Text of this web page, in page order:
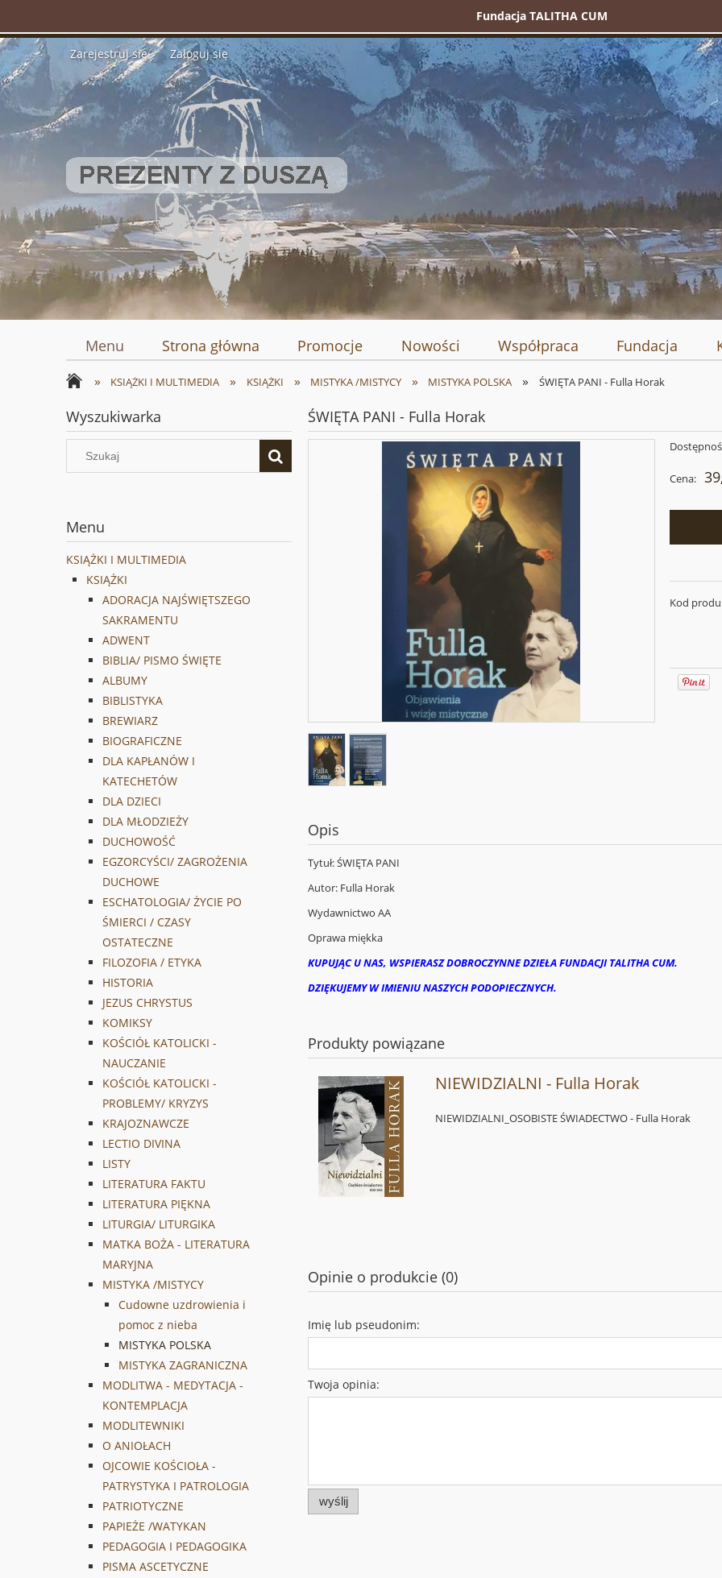
Fundacja TALITHA CUM
Zarejestruj się Zaloguj się
Menu Strona główna Promocje Nowości Współpraca Fundacja
» KSIĄŻKI I MULTIMEDIA » KSIĄŻKI » MISTYKA /MISTYCY » MISTYKA POLSKA » ŚWIĘTA PANI - Fulla Horak
Wyszukiwarka
Menu
KSIĄŻKI I MULTIMEDIA
KSIĄŻKI
ADORACJA NAJŚWIĘTSZEGO
SAKRAMENTU
ADWENT
BIBLIA/ PISMO ŚWIĘTE
ALBUMY
BIBLISTYKA
BREWIARZ
BIOGRAFICZNE
DLA KAPŁANÓW I
KATECHETÓW
DLA DZIECI
DLA MŁODZIEŻY
DUCHOWOŚĆ
EGZORCYŚCI/ ZAGROŻENIA
DUCHOWE
ESCHATOLOGIA/ ŻYCIE PO
ŚMIERCI / CZASY
OSTATECZNE
FILOZOFIA / ETYKA
HISTORIA
JEZUS CHRYSTUS
KOMIKSY
KOŚCIÓŁ KATOLICKI -
NAUCZANIE
KOŚCIÓŁ KATOLICKI -
PROBLEMY/ KRYZYS
KRAJOZNAWCZE
LECTIO DIVINA
LISTY
LITERATURA FAKTU
LITERATURA PIĘKNA
LITURGIA/ LITURGIKA
MATKA BOŻA - LITERATURA
MARYJNA
MISTYKA /MISTYCY
Cudowne uzdrowienia i
pomoc z nieba
MISTYKA POLSKA
MISTYKA ZAGRANICZNA
MODLITWA - MEDYTACJA -
KONTEMPLACJA
MODLITEWNIKI
O ANIOŁACH
OJCOWIE KOŚCIOŁA -
PATRYSTYKA I PATROLOGIA
PATRIOTYCZNE
PAPIEŻE /WATYKAN
PEDAGOGIA I PEDAGOGIKA
PISMA ASCETYCZNE
ŚWIĘTA PANI - Fulla Horak
Cena:
Kod
Opis
Tytuł: ŚWIĘTA PANI
Autor: Fulla Horak
Wydawnictwo AA
Oprawa miękka
KUPUJĄC U NAS, WSPIERASZ DOBROCZYNNE DZIEŁA FUNDACJI TALITHA CUM.
DZIĘKUJEMY W IMIENIU NASZYCH PODOPIECZNYCH.
Produkty powiązane
NIEWIDZIALNI - Fulla Horak
NIEWIDZIALNI_OSOBISTE ŚWIADECTWO - Fulla Horak
Opinie o produkcie (0)
Imię lub pseudonim:
Twoja opinia:
wyślij